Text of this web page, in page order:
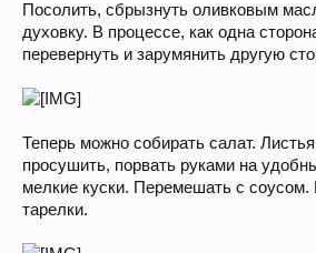
Посолить, сбрызнуть оливковым
духовку. В процессе, как одна
перевернуть и зарумянить другую
Теперь можно собирать салат.
просушить, порвать руками на
мелкие куски. Перемешать с
тарелки.